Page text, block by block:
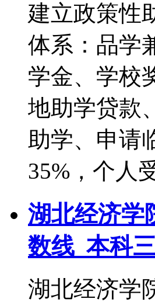
建立政策性
体系：品学
学金、学校
地助学贷款
助学、申请
35%，个人
湖北经济学
数线_本科
湖北经济学